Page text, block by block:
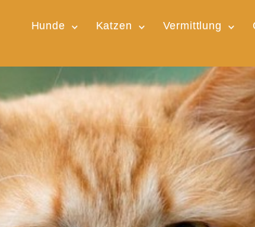
Hunde Katzen Vermittlung